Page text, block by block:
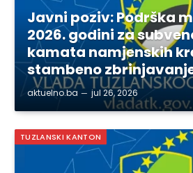
Javni poziv: Podrška
2026. godini za
kamata namjenskih
stambeno
aktuelno.ba jul 26, 2026
TUZLANSKI KANTON